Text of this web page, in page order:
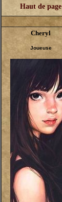
Haut de page
Cheryl
Joueuse